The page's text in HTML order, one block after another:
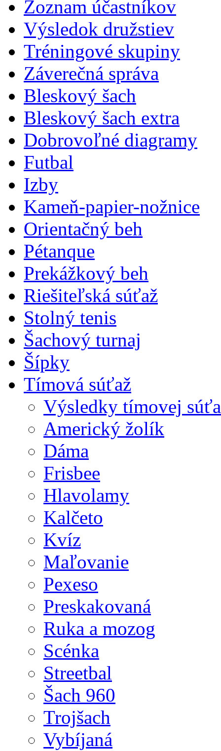
Zoznam účastníkov
Výsledok družstiev
Tréningové skupiny
Záverečná správa
Bleskový šach
Bleskový šach extra
Dobrovoľné diagramy
Futbal
Izby
Kameň-papier-nožnice
Orientačný beh
Pétanque
Prekážkový beh
Riešiteľská súťaž
Stolný tenis
Šachový turnaj
Šípky
Tímová súťaž
Výsledky tímovej
Americký žolík
Dáma
Frisbee
Hlavolamy
Kalčeto
Kvíz
Maľovanie
Pexeso
Preskakovaná
Ruka a mozog
Scénka
Streetbal
Šach 960
Trojšach
Vybíjaná